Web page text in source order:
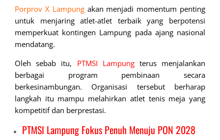
Porprov X Lampungakan menjadi momentum penting
untuk menjaring atlet-atlet terbaik yang berpotensi
memperkuat kontingen Lampung pada ajang nasional
mendatang.
Oleh sebab itu, PTMSI Lampungterus menjalankan
berbagai program pembinaan secara
berkesinambungan. Organisasi tersebut berharap
langkah itu mampu melahirkan atlet tenis meja yang
kompetitif dan berprestasi.
PTMSI Lampung Fokus Penuh Menuju PON 2028